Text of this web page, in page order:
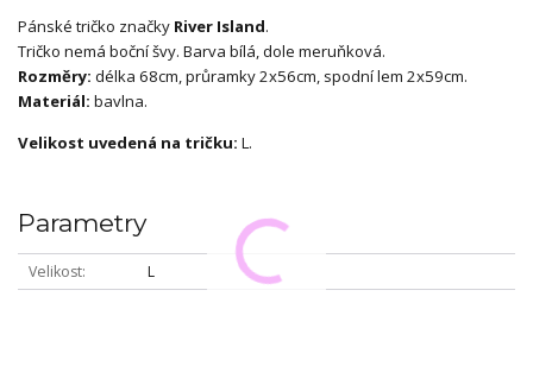
Pánské tričko značky River Island.
Tričko nemá boční švy. Barva bílá, dole meruňková.
Rozměry: délka 68cm, průramky 2x56cm, spodní lem 2x59cm.
Materiál: bavlna.
Velikost uvedená na tričku: L.
Parametry
Velikost L